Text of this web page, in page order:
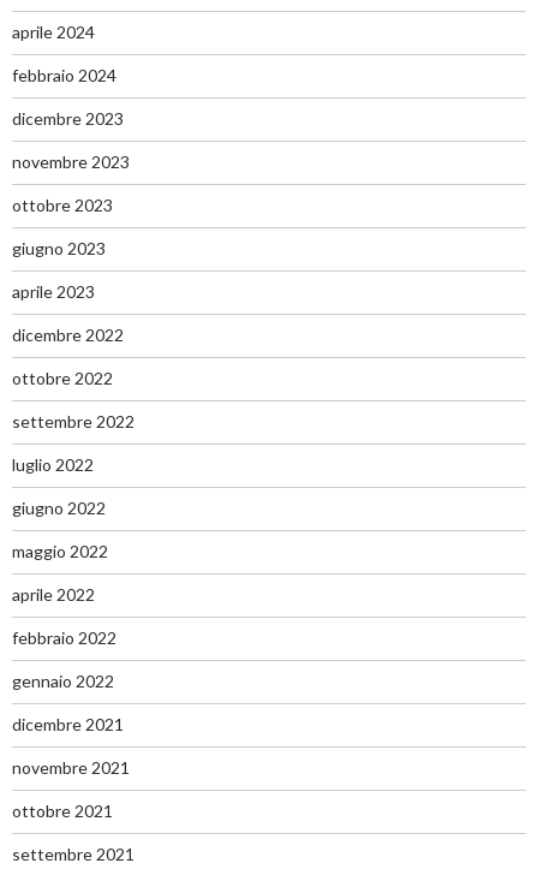
aprile 2024
febbraio 2024
dicembre 2023
novembre 2023
ottobre 2023
giugno 2023
aprile 2023
dicembre 2022
ottobre 2022
settembre 2022
luglio 2022
giugno 2022
maggio 2022
aprile 2022
febbraio 2022
gennaio 2022
dicembre 2021
novembre 2021
ottobre 2021
settembre 2021